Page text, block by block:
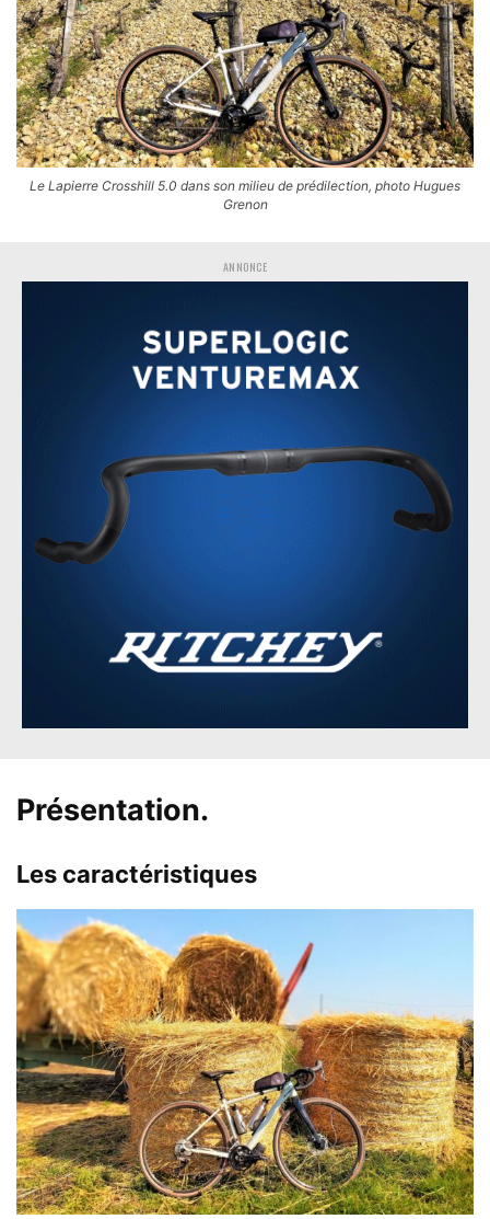
Le Lapierre Crosshill 5.0 dans son milieu de prédilection, photo Hugues
Grenon
ANNONCE
Présentation.
Les caractéristiques